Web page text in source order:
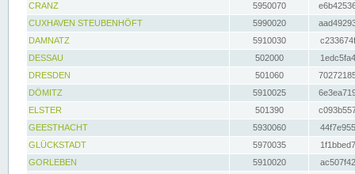
CRANZ
5950070
CUXHAVEN STEUBENHÖFT
5990020
DAMNATZ
5910030
DESSAU
502000
DRESDEN
501060
DÖMITZ
5910025
ELSTER
501390
GEESTHACHT
5930060
GLÜCKSTADT
5970035
GORLEBEN
5910020